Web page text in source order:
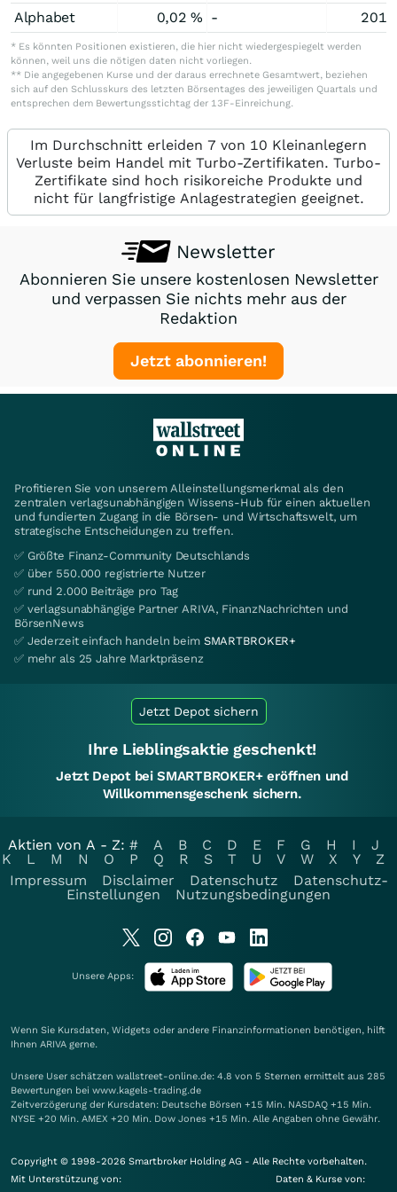
Alphabet 0,02 % -
* Es könnten Positionen existieren, die hier nicht wiedergespiegelt werden
können, weil uns die nötigen daten nicht vorliegen.
** Die angegebenen Kurse und der daraus errechnete Gesamtwert, beziehen
sich auf den Schlusskurs des letzten Börsentages des jeweiligen Quartals und
entsprechen dem Bewertungsstichtag der 13F-Einreichung.
Im Durchschnitt erleiden 7 von 10 Kleinanlegern
Verluste beim Handel mit Turbo-Zertifikaten. Turbo-
Zertifikate sind hoch risikoreiche Produkte und
nicht für langfristige Anlagestrategien geeignet.
Newsletter
Abonnieren Sie unsere kostenlosen Newsletter
und verpassen Sie nichts mehr aus der
Redaktion
Jetzt abonnieren!
Profitieren Sie von unserem Alleinstellungsmerkmal als den
zentralen verlagsunabhängigen Wissens-Hub für einen aktuellen
und fundierten Zugang in die Börsen- und Wirtschaftswelt, um
strategische Entscheidungen zu treffen.
✅ Größte Finanz-Community Deutschlands
✅ über 550.000 registrierte Nutzer
✅ rund 2.000 Beiträge pro Tag
✅ verlagsunabhängige Partner ARIVA, FinanzNachrichten und
BörsenNews
✅ Jederzeit einfach handeln beim SMARTBROKER+
✅ mehr als 25 Jahre Marktpräsenz
Jetzt Depot sichern
Ihre Lieblingsaktie geschenkt!
Jetzt Depot bei SMARTBROKER+ eröffnen und
Willkommensgeschenk sichern.
Aktien von A - Z: # A B C D E F G H I
J
K
L M N O P Q R S T U V W X Y
Z
Impressum
Disclaimer Datenschutz
Datenschutz-
Einstellungen
Nutzungsbedingungen
Unsere Apps:
Wenn Sie Kursdaten, Widgets oder andere Finanzinformationen benötigen, hilft
Ihnen ARIVA gerne.
Unsere User schätzen wallstreet-online.de: 4.8 von 5 Sternen ermittelt aus 285
Bewertungen bei www.kagels-trading.de
Zeitverzögerung der Kursdaten: Deutsche Börsen +15 Min. NASDAQ +15 Min.
NYSE +20 Min. AMEX +20 Min. Dow Jones +15 Min. Alle Angaben ohne Gewähr.
Copyright © 1998-2026 Smartbroker Holding AG - Alle Rechte vorbehalten.
Mit Unterstützung von:
Daten & Kurse von: